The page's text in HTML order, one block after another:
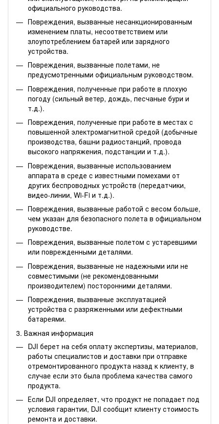
официального руководства.
Повреждения, вызванные несанкционированным
изменением платы, несоответствием или
злоупотреблением батарей или зарядного
устройства.
Повреждения, вызванные полетами, не
предусмотренными официальным руководством.
Повреждения, полученные при работе в плохую
погоду (сильный ветер, дождь, песчаные бури и
т.д.).
Повреждения, полученные при работе в местах с
повышенной электромагнитной средой (добычные
производства, башни радиостанций, провода
высокого напряжения, подстанции и т.д.).
Повреждения, вызванные использованием
аппарата в среде с известными помехами от
других беспроводных устройств (передатчики,
видео-линии, Wi-Fi и т.д.).
Повреждения, вызванные работой с весом больше,
чем указан для безопасного полета в официальном
руководстве.
Повреждения, вызванные полетом с устаревшими
или поврежденными деталями.
Повреждения, вызванные не надежными или не
совместимыми (не рекомендованными
производителем) посторонними деталями.
Повреждения, вызванные эксплуатацией
устройства с разряженными или дефектными
батареями.
3. Важная информация
DJI берет на себя оплату экспертизы, материалов,
работы специалистов и доставки при отправке
отремонтированного продукта назад к клиенту, в
случае если это была проблема качества самого
продукта.
Если DJI определяет, что продукт не попадает под
условия гарантии, DJI сообщит клиенту стоимость
ремонта и доставки.